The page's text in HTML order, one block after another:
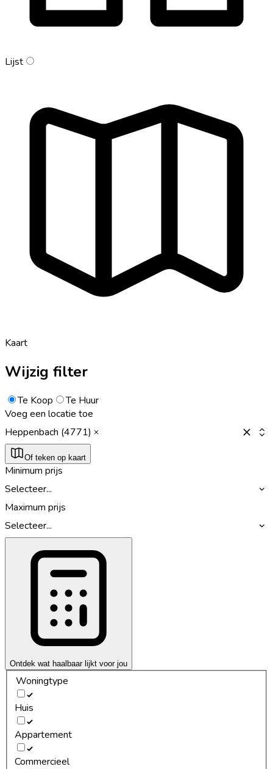
Lijst
Kaart
Wijzig filter
Te Koop
Te Huur
Voeg een locatie toe
Heppenbach (4771)
Of teken op kaart
Minimum prijs
Selecteer...
Maximum prijs
Selecteer...
Ontdek wat haalbaar lijkt voor jou
Woningtype
Huis
Appartement
Commercieel